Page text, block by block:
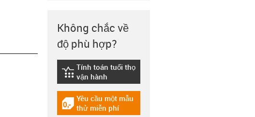
Không chắc về
độ phù hợp?
igus-icon-lebensdauerrechner
Tính toán tuổi thọ
vận hành
igus-icon-gratismuster
Yêu cầu một mẫu
thử miễn phí